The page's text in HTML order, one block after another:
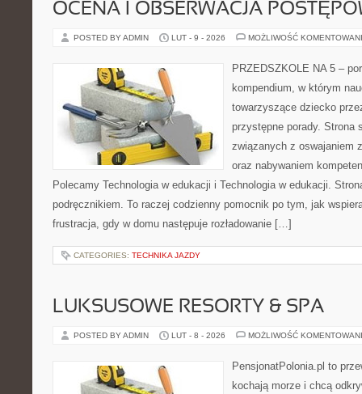
OCENA I OBSERWACJA
POSTED BY ADMIN LUT - 9 - 2026 MOŻLIWOŚĆ
PRZEDSZKOLE NA 5 –
kompendium, w którym
towarzyszące dziecko
przystępne porady. Strona
związanych z oswajaniem
oraz nabywaniem
Polecamy Technologia w edukacji i Technologia w edukacji.
podręcznikiem. To raczej codzienny pomocnik po tym, jak
frustracja, gdy w domu następuje rozładowanie […]
CATEGORIES: TECHNIKA JAZDY
LUKSUSOWE RESORTY & SPA
POSTED BY ADMIN LUT - 8 - 2026 MOŻLIWOŚĆ
PensjonatPolonia.pl to
kochają morze i chcą